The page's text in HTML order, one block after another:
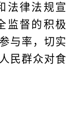
法律法规宣
监督的积极
与率，切实
民群众对食